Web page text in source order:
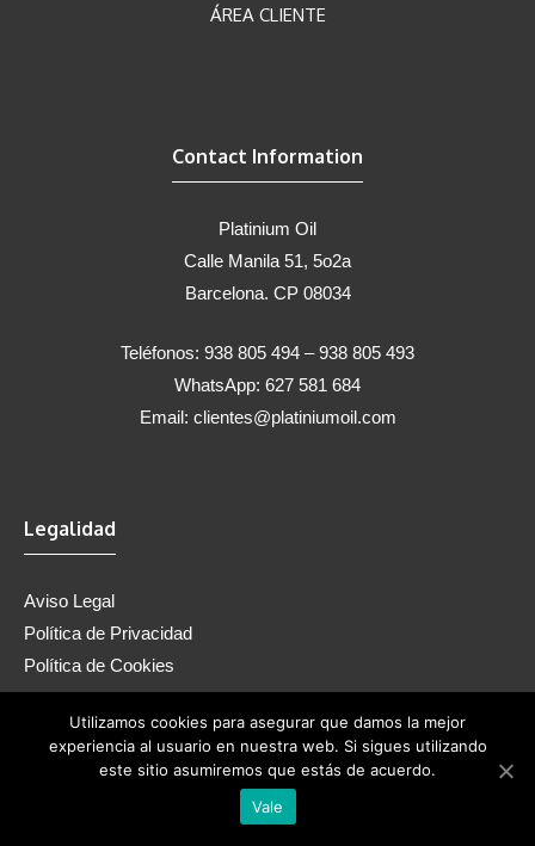
ÁREA CLIENTE
Contact Information
Platinium Oil
Calle Manila 51, 5o2a
Barcelona. CP 08034
Teléfonos: 938 805 494 – 938 805 493
WhatsApp: 627 581 684
Email: clientes@platiniumoil.com
Legalidad
Aviso Legal
Política de Privacidad
Política de Cookies
Privacy Policy|Terms of Service
Diseño WordPress por Kiwop
Utilizamos cookies para asegurar que damos la mejor
experiencia al usuario en nuestra web. Si sigues utilizando
este sitio asumiremos que estás de acuerdo.
Vale